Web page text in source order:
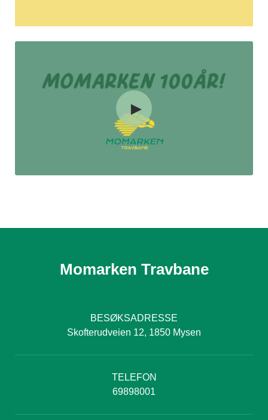
Momarken Travbane
BESØKSADRESSE
Skofterudveien 12, 1850 Mysen
TELEFON
69898001